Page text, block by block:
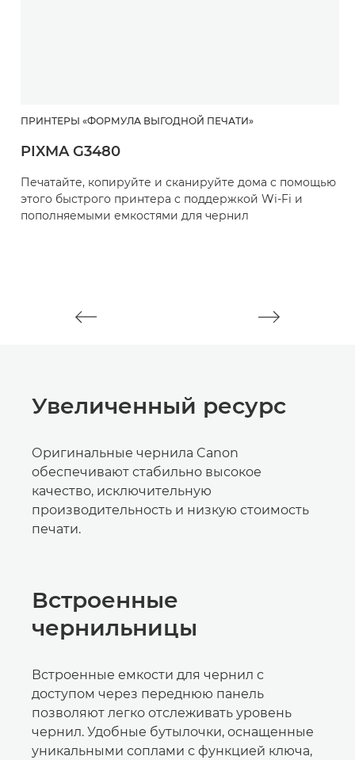
ПРИНТЕРЫ «ФОРМУЛА ВЫГОДНОЙ ПЕЧАТИ»
PIXMA G3480
Печатайте, копируйте и сканируйте дома с помощью
этого быстрого принтера с поддержкой Wi-Fi и
пополняемыми емкостями для чернил
Увеличенный ресурс
Оригинальные чернила Canon
обеспечивают стабильно высокое
качество, исключительную
производительность и низкую стоимость
печати.
Встроенные
чернильницы
Встроенные емкости для чернил с
доступом через переднюю панель
позволяют легко отслеживать уровень
чернил. Удобные бутылочки, оснащенные
уникальными соплами с функцией ключа,